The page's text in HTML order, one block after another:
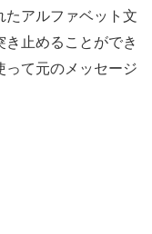
たアルファベット文
止めることができ
って元のメッセージ